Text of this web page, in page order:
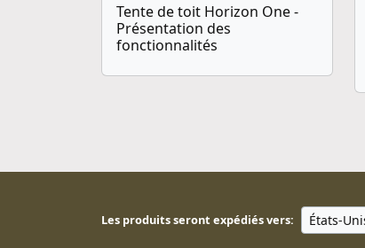
Tente de toit Horizon One -
Présentation des
fonctionnalités
Les produits seront expédiés vers: